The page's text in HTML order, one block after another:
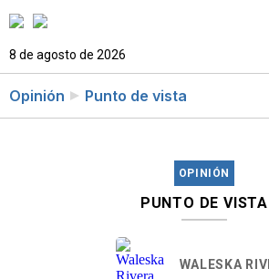
8 de agosto de 2026
Opinión Punto de vista
OPINIÓN
PUNTO DE VISTA
WALESKA